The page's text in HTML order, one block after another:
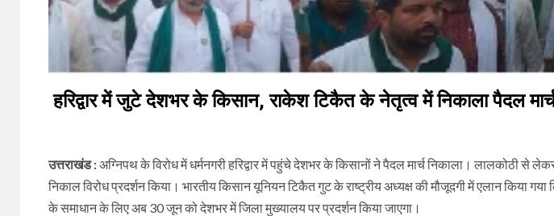
हरिद्वार में जुटे देशभर के किसान, राकेश टिकैत के नेतृत्व में निकाला पैदल
उत्तराखंड :अग्निपथ के विरोध में धर्मनगरी हरिद्वार में पहुंचे देशभर के किसानों ने पैदल मार्च निकाला। लालकोठी से
निकाल विरोध प्रदर्शन किया। भारतीय किसान यूनियन टिकैत गुट के राष्ट्रीय अध्यक्ष की मौजूदगी में एलान किया
के समाधान के लिए अब 30 जून को देशभर में जिला मुख्यालय पर प्रदर्शन किया जाएगा।